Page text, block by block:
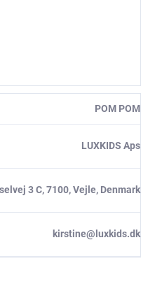
POM POM
LUXKIDS Aps
3 C, 7100, Vejle, Denmark
kirstine@luxkids.dk